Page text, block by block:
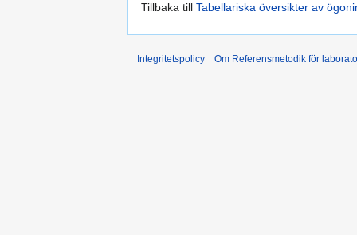
Tillbaka till Tabellariska översikter av
Integritetspolicy Om Referensmetodik för